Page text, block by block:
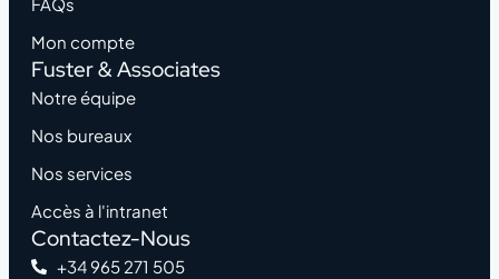
FAQs
Mon compte
Fuster & Associates
Notre équipe
Nos bureaux
Nos services
Accès à l'intranet
Contactez-Nous
+34 965 271 505